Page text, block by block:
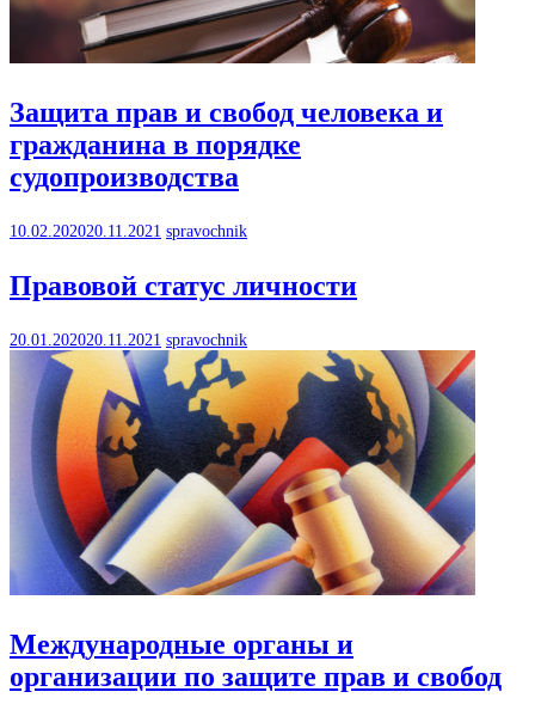
Защита прав и свобод человека и
гражданина в порядке
судопроизводства
10.02.202020.11.2021 spravochnik
Правовой статус личности
20.01.202020.11.2021 spravochnik
Международные органы и
организации по защите прав и свобод